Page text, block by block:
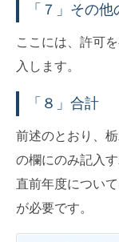
「７」その
ここには、許可
入します。
「８」合計
前述のとおり、
の欄にのみ記入す
直前年度につい
が必要です。